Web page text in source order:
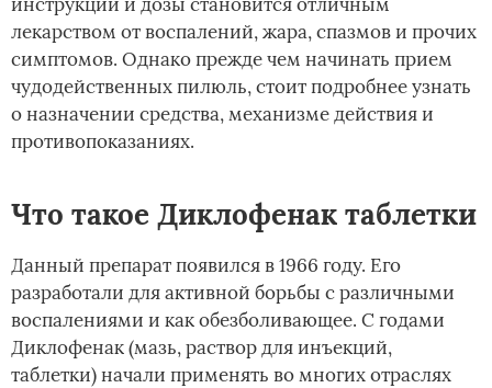
лекарством от воспалений, жара, спазмов и прочих
симптомов. Однако прежде чем начинать прием
чудодейственных пилюль, стоит подробнее узнать
о назначении средства, механизме действия и
противопоказаниях.
Что такое Диклофенак таблетки
Данный препарат появился в 1966 году. Его
разработали для активной борьбы с различными
воспалениями и как обезболивающее. С годами
Диклофенак (мазь, раствор для инъекций,
таблетки) начали применять во многих отраслях